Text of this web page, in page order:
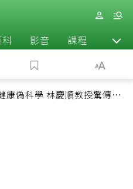
影音 課程 退休
康偽科學 林慶順教授驚傳意